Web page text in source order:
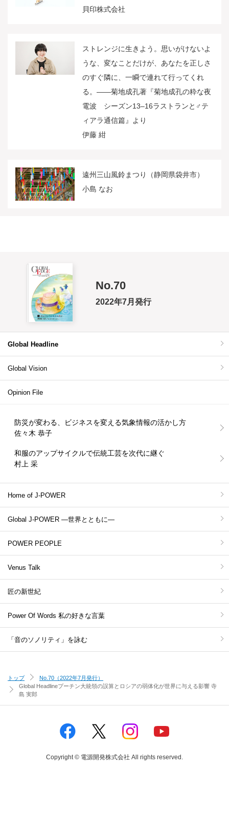
貝印株式会社
ストレンジに生きよう。思いがけないよ
うな、変なことだけが、あなたを正しさ
のすぐ隣に、一瞬で連れて行ってくれ
る。――菊地成孔著『菊地成孔の粋な夜
電波 シーズン13–16ラストランと♂テ
ィアラ通信篇』より
伊藤 紺
遠州三山風鈴まつり（静岡県袋井市）
小島 なお
No.70
2022年7月発行
Global Headline
Global Vision
Opinion File
防災が変わる、ビジネスを変える気象情報の活かし方
佐々木 恭子
和服のアップサイクルで伝統工芸を次代に継ぐ
村上 采
Home of J-POWER
Global J-POWER ―世界とともに―
POWER PEOPLE
Venus Talk
匠の新世紀
Power Of Words 私の好きな言葉
「音のソノリティ」を詠む
トップ
No.70（2022年7月発行）
Global Headlineプーチン大統領の誤算とロシアの弱体化が世界に与える影響 寺
島 実郎
Copyright © 電源開発株式会社 All rights reserved.